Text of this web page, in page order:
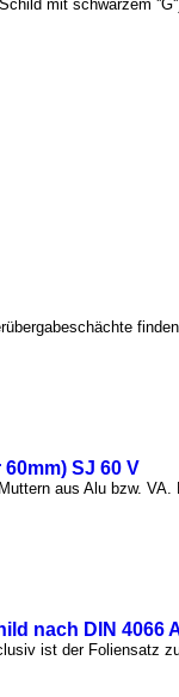
mit schwarzem
SJ 60 V
aus Alu bzw.
nach DIN 4066
ist der Foliensatz